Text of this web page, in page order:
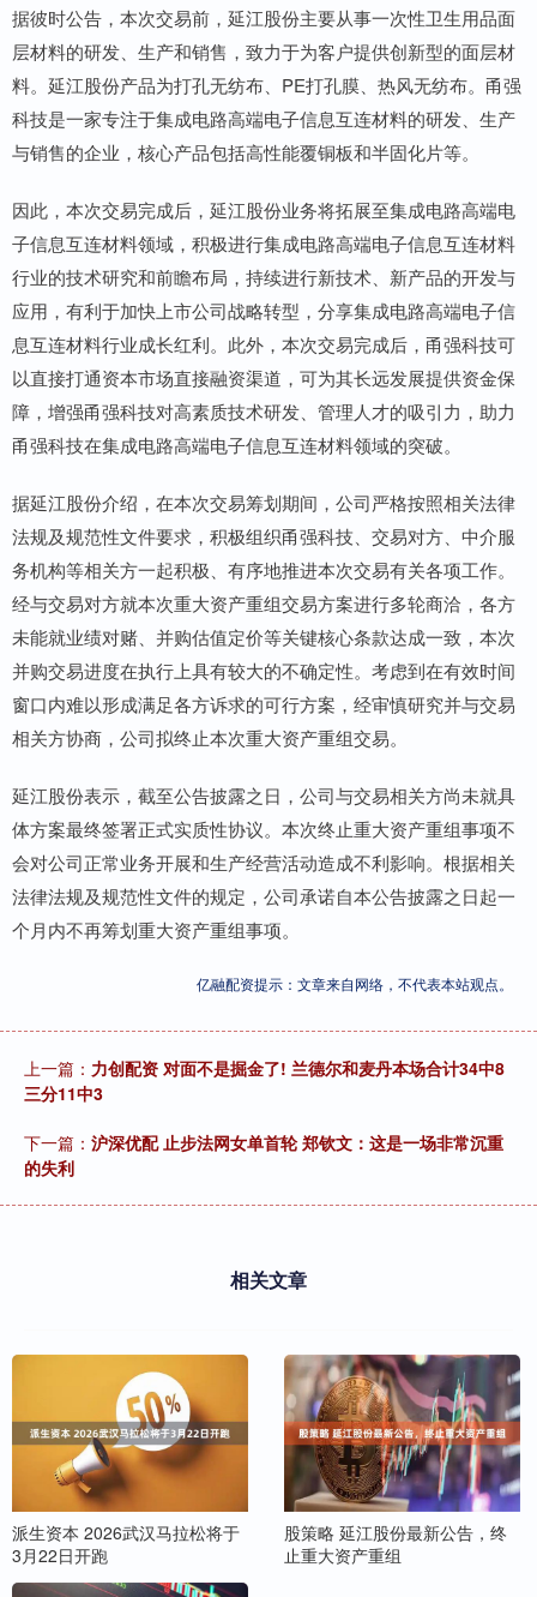
据彼时公告，本次交易前，延江股份主要从事一次性卫生用品面
层材料的研发、生产和销售，致力于为客户提供创新型的面层材
料。延江股份产品为打孔无纺布、PE打孔膜、热风无纺布。甬强
科技是一家专注于集成电路高端电子信息互连材料的研发、生产
与销售的企业，核心产品包括高性能覆铜板和半固化片等。
因此，本次交易完成后，延江股份业务将拓展至集成电路高端电
子信息互连材料领域，积极进行集成电路高端电子信息互连材料
行业的技术研究和前瞻布局，持续进行新技术、新产品的开发与
应用，有利于加快上市公司战略转型，分享集成电路高端电子信
息互连材料行业成长红利。此外，本次交易完成后，甬强科技可
以直接打通资本市场直接融资渠道，可为其长远发展提供资金保
障，增强甬强科技对高素质技术研发、管理人才的吸引力，助力
甬强科技在集成电路高端电子信息互连材料领域的突破。
据延江股份介绍，在本次交易筹划期间，公司严格按照相关法律
法规及规范性文件要求，积极组织甬强科技、交易对方、中介服
务机构等相关方一起积极、有序地推进本次交易有关各项工作。
经与交易对方就本次重大资产重组交易方案进行多轮商洽，各方
未能就业绩对赌、并购估值定价等关键核心条款达成一致，本次
并购交易进度在执行上具有较大的不确定性。考虑到在有效时间
窗口内难以形成满足各方诉求的可行方案，经审慎研究并与交易
相关方协商，公司拟终止本次重大资产重组交易。
延江股份表示，截至公告披露之日，公司与交易相关方尚未就具
体方案最终签署正式实质性协议。本次终止重大资产重组事项不
会对公司正常业务开展和生产经营活动造成不利影响。根据相关
法律法规及规范性文件的规定，公司承诺自本公告披露之日起一
个月内不再筹划重大资产重组事项。
亿融配资提示：文章来自网络，不代表本站观点。
上一篇： 力创配资 对面不是掘金了! 兰德尔和麦丹本场合计34中8
三分11中3
下一篇： 沪深优配 止步法网女单首轮 郑钦文：这是一场非常沉重
的失利
相关文章
派生资本 2026武汉马拉松将于
3月22日开跑
股策略 延江股份最新公告，终
止重大资产重组